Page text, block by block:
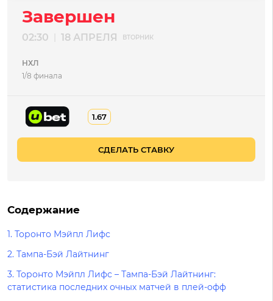
Завершен
02:30 18 АПРЕЛЯ ВТОРНИК
НХЛ
1/8 финала
1.67
СДЕЛАТЬ СТАВКУ
Содержание
1. Торонто Мэйпл Лифс
2. Тампа-Бэй Лайтнинг
3. Торонто Мэйпл Лифс – Тампа-Бэй Лайтнинг:
статистика последних очных матчей в плей-офф